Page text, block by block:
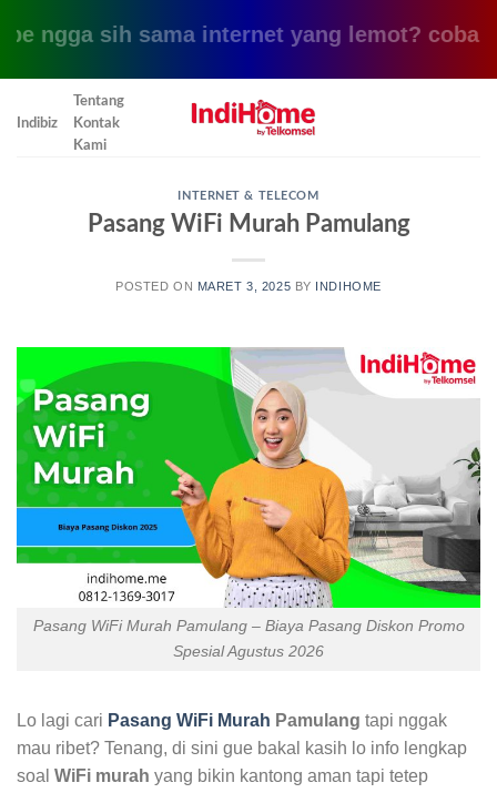
sih sama internet yang lemot? coba pake
Indibiz
Tentang
Kontak
Kami
INTERNET & TELECOM
Pasang WiFi Murah Pamulang
POSTED ON MARET 3, 2025 BY INDIHOME
Pasang WiFi Murah Pamulang – Biaya Pasang Diskon Promo
Spesial Agustus 2026
Lo lagi cari Pasang WiFi Murah Pamulang tapi nggak
mau ribet? Tenang, di sini gue bakal kasih lo info lengkap
soal WiFi murah yang bikin kantong aman tapi tetep